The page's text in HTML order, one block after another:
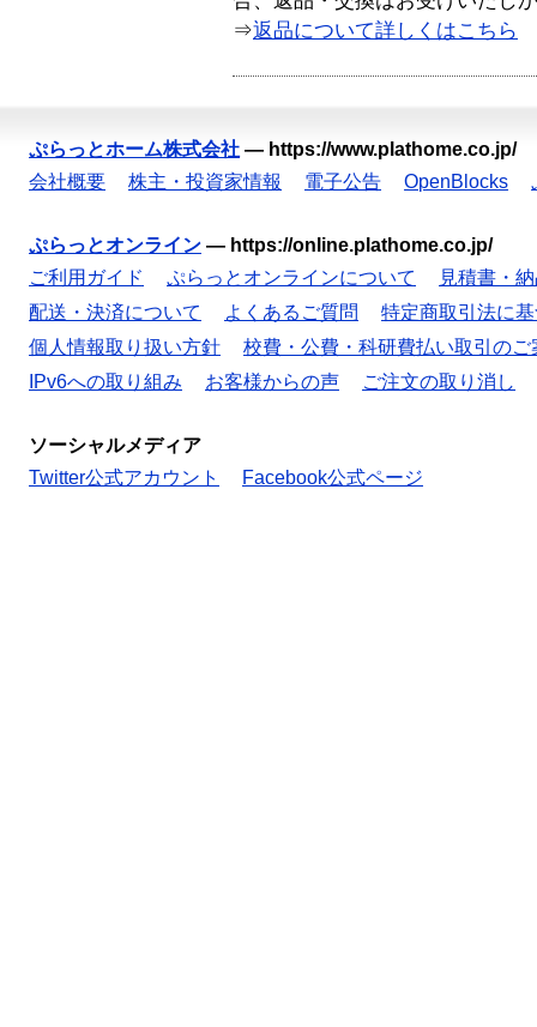
⇒返品について詳しくはこちら
ぷらっとホーム株式会社 — https://www.plathome.co.jp/
会社概要
株主・投資家情報 電子公告 OpenBlocks
ぷらっとオンライン — https://online.plathome.co.jp/
ご利用ガイド
ぷらっとオンラインについて
見積書・
配送・決済について
よくあるご質問
特定商取引法に
個人情報取り扱い方針
校費・公費・科研費払い取引のご
IPv6への取り組み
お客様からの声 ご注文の取り消し
ソーシャルメディア
Twitter公式アカウント
Facebook公式ページ